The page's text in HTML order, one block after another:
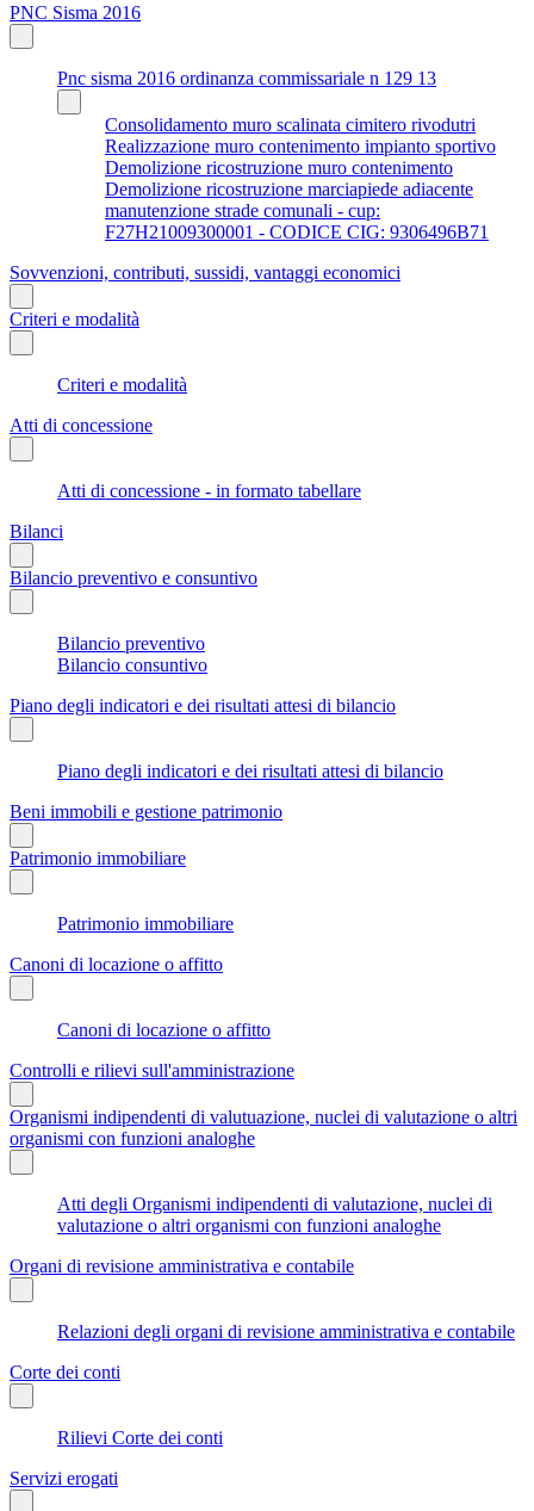
PNC Sisma 2016
Pnc sisma 2016 ordinanza commissariale n 129 13
Consolidamento muro scalinata cimitero rivodutri
Realizzazione muro contenimento impianto sportivo
Demolizione ricostruzione muro contenimento
Demolizione ricostruzione marciapiede adiacente
manutenzione strade comunali - cup:
F27H21009300001 - CODICE CIG: 9306496B71
Sovvenzioni, contributi, sussidi, vantaggi economici
Criteri e modalità
Criteri e modalità
Atti di concessione
Atti di concessione - in formato tabellare
Bilanci
Bilancio preventivo e consuntivo
Bilancio preventivo
Bilancio consuntivo
Piano degli indicatori e dei risultati attesi di bilancio
Piano degli indicatori e dei risultati attesi di bilancio
Beni immobili e gestione patrimonio
Patrimonio immobiliare
Patrimonio immobiliare
Canoni di locazione o affitto
Canoni di locazione o affitto
Controlli e rilievi sull'amministrazione
Organismi indipendenti di valutuazione, nuclei di valutazione o altri
organismi con funzioni analoghe
Atti degli Organismi indipendenti di valutazione, nuclei di
valutazione o altri organismi con funzioni analoghe
Organi di revisione amministrativa e contabile
Relazioni degli organi di revisione amministrativa e contabile
Corte dei conti
Rilievi Corte dei conti
Servizi erogati